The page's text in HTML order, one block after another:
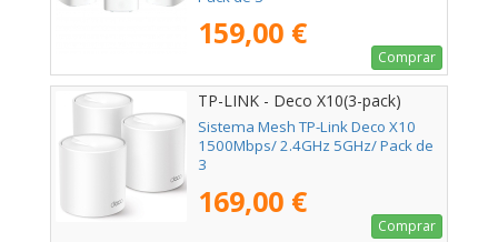
159,00 €
Comprar
TP-LINK - Deco X10(3-pack)
Sistema Mesh TP-Link Deco X10
1500Mbps/ 2.4GHz 5GHz/ Pack de
3
169,00 €
Comprar